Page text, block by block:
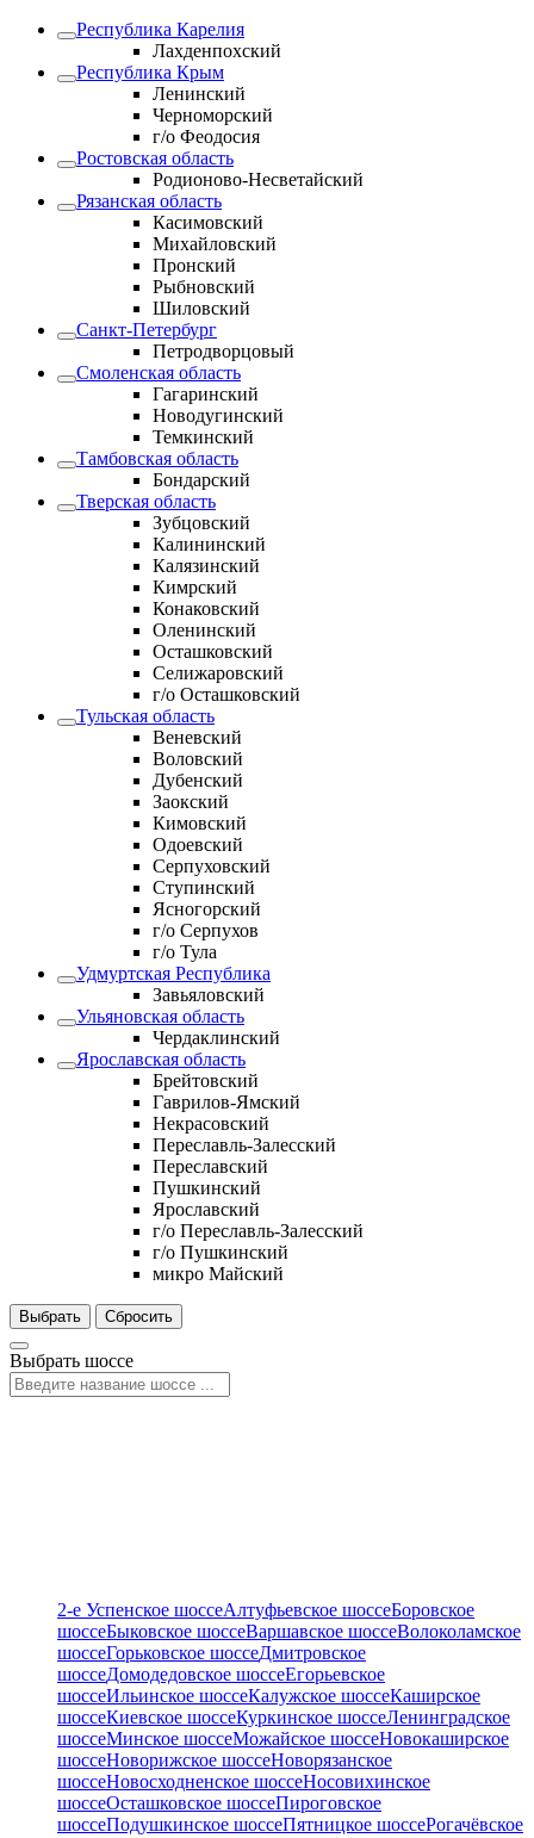
Республика Карелия
Лахденпохский
Республика Крым
Ленинский
Черноморский
г/о Феодосия
Ростовская область
Родионово-Несветайский
Рязанская область
Касимовский
Михайловский
Пронский
Рыбновский
Шиловский
Санкт-Петербург
Петродворцовый
Смоленская область
Гагаринский
Новодугинский
Темкинский
Тамбовская область
Бондарский
Тверская область
Зубцовский
Калининский
Калязинский
Кимрский
Конаковский
Оленинский
Осташковский
Селижаровский
г/о Осташковский
Тульская область
Веневский
Воловский
Дубенский
Заокский
Кимовский
Одоевский
Серпуховский
Ступинский
Ясногорский
г/о Серпухов
г/о Тула
Удмуртская Республика
Завьяловский
Ульяновская область
Чердаклинский
Ярославская область
Брейтовский
Гаврилов-Ямский
Некрасовский
Переславль-Залесский
Переславский
Пушкинский
Ярославский
г/о Переславль-Залесский
г/о Пушкинский
микро Майский
Выбрать Сбросить
Выбрать шоссе
2-е Успенское шоссеАлтуфьевское шоссеБоровское
шоссеБыковское шоссеВаршавское шоссеВолоколамское
шоссеГорьковское шоссеДмитровское
шоссеДомодедовское шоссеЕгорьевское
шоссеИльинское шоссеКалужское шоссеКаширское
шоссеКиевское шоссеКуркинское шоссеЛенинградское
шоссеМинское шоссеМожайское шоссеНовокаширское
шоссеНоворижское шоссеНоворязанское
шоссеНовосходненское шоссеНосовихинское
шоссеОсташковское шоссеПироговское
шоссеПодушкинское шоссеПятницкое шоссеРогачёвское